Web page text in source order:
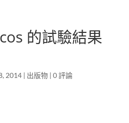
的試驗結果
2014| 出版物| 0 評論